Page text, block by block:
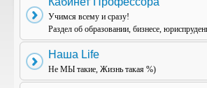
Учимся всему и сразу!
Раздел об образовании, бизнесе,
Наша Life
Не МЫ такие, Жизнь такая %)